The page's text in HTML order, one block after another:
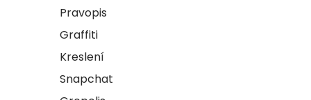
Pravopis
Graffiti
Kreslení
Snapchat